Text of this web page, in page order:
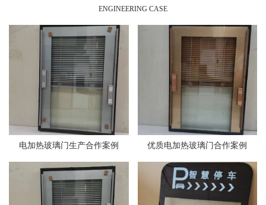
ENGINEERING CASE
电加热玻璃门生产合作案例 优质电加热玻璃门合作案例